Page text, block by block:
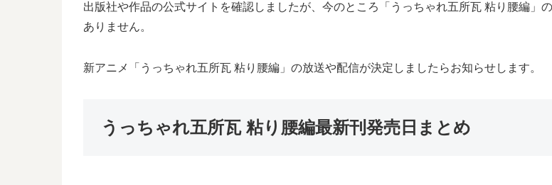
出版社や作品の公式サイトを確認しましたが、今のところ「うっちゃれ五所瓦 粘り腰編」
ありません。
新アニメ「うっちゃれ五所瓦 粘り腰編」の放送や配信が決定しましたらお知らせします。
うっちゃれ五所瓦 粘り腰編最新刊発売日まとめ